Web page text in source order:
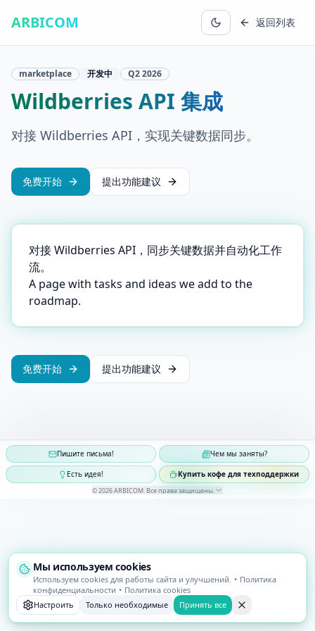
ARBICOM 返回列表
marketplace 开发中 Q22026
Wildberries API 集成
对接 Wildberries API，实现关键数据同步。
免费开始 提出功能建议
对接 Wildberries API，同步关键数据并自动化工作
流。
A page with tasks and ideas we add to the
roadmap.
免费开始 提出功能建议
Пишите письма! Чем мы заняты?
Есть идея! Купить кофе для техподдержки
© 2026ARBICOM Все права защищены
Мы используем cookies
Используем cookies для работы сайта и улучшений. • Политика
конфиденциальности • Политика cookies
Настроить
Только необходимые Принять все